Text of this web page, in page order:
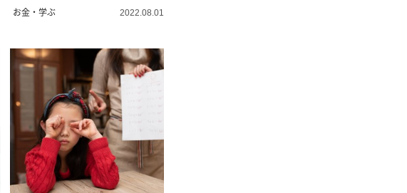
お金・学ぶ 2022.08.01